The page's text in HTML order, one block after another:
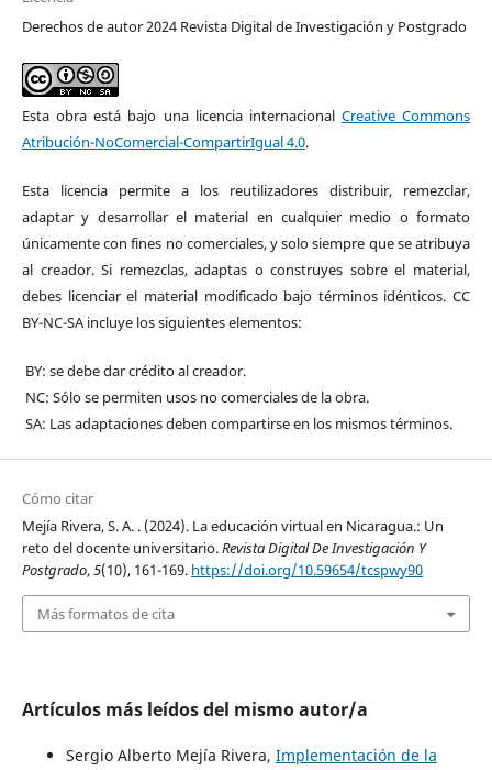
Derechos de autor 2024 Revista Digital de Investigación y Postgrado
Esta obra está bajo una licencia internacional Creative Commons
Atribución-NoComercial-CompartirIgual 4.0.
Esta licencia permite a los reutilizadores distribuir, remezclar,
adaptar y desarrollar el material en cualquier medio o formato
únicamente con fines no comerciales, y solo siempre que se atribuya
al creador. Si remezclas, adaptas o construyes sobre el material,
debes licenciar el material modificado bajo términos idénticos. CC
BY-NC-SA incluye los siguientes elementos:
BY: se debe dar crédito al creador.
NC: Sólo se permiten usos no comerciales de la obra.
SA: Las adaptaciones deben compartirse en los mismos términos.
Cómo citar
Mejía Rivera, S. A. . (2024). La educación virtual en Nicaragua.: Un
reto del docente universitario.Revista Digital De Investigación Y
Postgrado,5(10), 161-169. https://doi.org/10.59654/tcspwy90
Más formatos de cita
Artículos más leídos del mismo autor/a
Sergio Alberto Mejía Rivera, Implementación de la